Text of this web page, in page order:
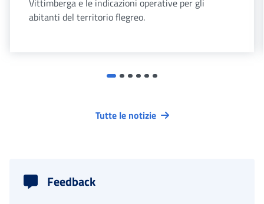
Vittimberga e le indicazioni operative per gli
abitanti del territorio flegreo.
Tutte le notizie
Feedback